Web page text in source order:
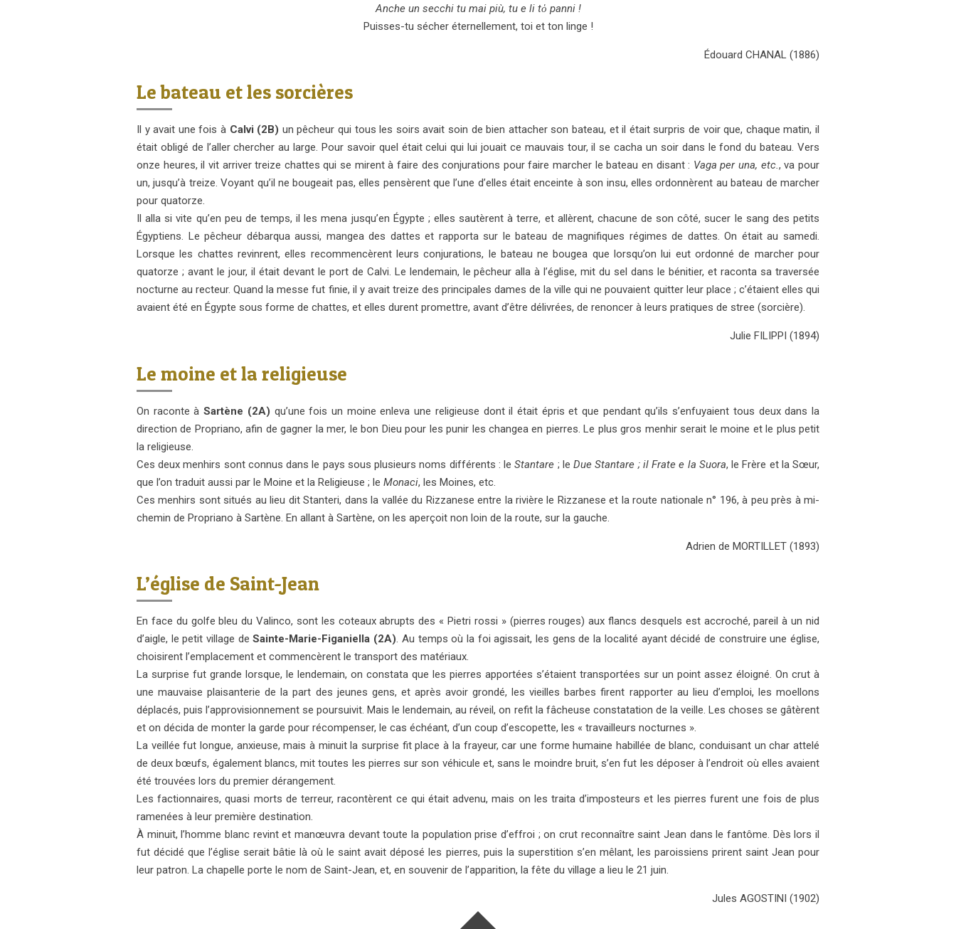
Anche un secchi tu mai più, tu e li tὁ panni !
Puisses-tu sécher éternellement, toi et ton linge !
Édouard CHANAL (1886)
Le bateau et les sorcières
Il y avait une fois à Calvi (2B) un pêcheur qui tous les soirs avait soin de bien attacher son bateau, et il était surpris de voir que, chaque matin, il
était obligé de l’aller chercher au large. Pour savoir quel était celui qui lui jouait ce mauvais tour, il se cacha un soir dans le fond du bateau. Vers
onze heures, il vit arriver treize chattes qui se mirent à faire des conjurations pour faire marcher le bateau en disant : Vaga per una, etc., va pour
un, jusqu’à treize. Voyant qu’il ne bougeait pas, elles pensèrent que l’une d’elles était enceinte à son insu, elles ordonnèrent au bateau de marcher
pour quatorze.
Il alla si vite qu’en peu de temps, il les mena jusqu’en Égypte ; elles sautèrent à terre, et allèrent, chacune de son côté, sucer le sang des petits
Égyptiens. Le pêcheur débarqua aussi, mangea des dattes et rapporta sur le bateau de magnifiques régimes de dattes. On était au samedi.
Lorsque les chattes revinrent, elles recommencèrent leurs conjurations, le bateau ne bougea que lorsqu’on lui eut ordonné de marcher pour
quatorze ; avant le jour, il était devant le port de Calvi. Le lendemain, le pêcheur alla à l’église, mit du sel dans le bénitier, et raconta sa traversée
nocturne au recteur. Quand la messe fut finie, il y avait treize des principales dames de la ville qui ne pouvaient quitter leur place ; c’étaient elles qui
avaient été en Égypte sous forme de chattes, et elles durent promettre, avant d’être délivrées, de renoncer à leurs pratiques de stree (sorcière).
Julie FILIPPI (1894)
Le moine et la religieuse
On raconte àSartène (2A) qu’une fois un moine enleva une religieuse dont il était épris et que pendant qu’ils s’enfuyaient tous deux dans la
direction de Propriano, afin de gagner la mer, le bon Dieu pour les punir les changea en pierres. Le plus gros menhir serait le moine et le plus petit
la religieuse.
Ces deux menhirs sont connus dans le pays sous plusieurs noms différents : leStantare ; leDue Stantare ; il Frate e la Suora, le Frère et la Sœur,
que l’on traduit aussi par le Moine et la Religieuse ; le Monaci, les Moines, etc.
Ces menhirs sont situés au lieu dit Stanteri, dans la vallée du Rizzanese entre la rivière le Rizzanese et la route nationale n° 196, à peu près à mi-
chemin de Propriano à Sartène. En allant à Sartène, on les aperçoit non loin de la route, sur la gauche.
Adrien de MORTILLET (1893)
L’église de Saint-Jean
En face du golfe bleu du Valinco, sont les coteaux abrupts des « Pietri rossi » (pierres rouges) aux flancs desquels est accroché, pareil à un nid
d’aigle, le petit village deSainte-Marie-Figaniella (2A). Au temps où la foi agissait, les gens de la localité ayant décidé de construire une église,
choisirent l’emplacement et commencèrent le transport des matériaux.
La surprise fut grande lorsque, le lendemain, on constata que les pierres apportées s’étaient transportées sur un point assez éloigné. On crut à
une mauvaise plaisanterie de la part des jeunes gens, et après avoir grondé, les vieilles barbes firent rapporter au lieu d’emploi, les moellons
déplacés, puis l’approvisionnement se poursuivit. Mais le lendemain, au réveil, on refit la fâcheuse constatation de la veille. Les choses se gâtèrent
et on décida de monter la garde pour récompenser, le cas échéant, d’un coup d’escopette, les « travailleurs nocturnes ».
La veillée fut longue, anxieuse, mais à minuit la surprise fit place à la frayeur, car une forme humaine habillée de blanc, conduisant un char attelé
de deux bœufs, également blancs, mit toutes les pierres sur son véhicule et, sans le moindre bruit, s’en fut les déposer à l’endroit où elles avaient
été trouvées lors du premier dérangement.
Les factionnaires, quasi morts de terreur, racontèrent ce qui était advenu, mais on les traita d’imposteurs et les pierres furent une fois de plus
ramenées à leur première destination.
À minuit, l’homme blanc revint et manœuvra devant toute la population prise d’effroi ; on crut reconnaître saint Jean dans le fantôme. Dès lors il
fut décidé que l’église serait bâtie là où le saint avait déposé les pierres, puis la superstition s’en mêlant, les paroissiens prirent saint Jean pour
leur patron. La chapelle porte le nom de Saint-Jean, et, en souvenir de l’apparition, la fête du village a lieu le 21 juin.
Jules AGOSTINI (1902)